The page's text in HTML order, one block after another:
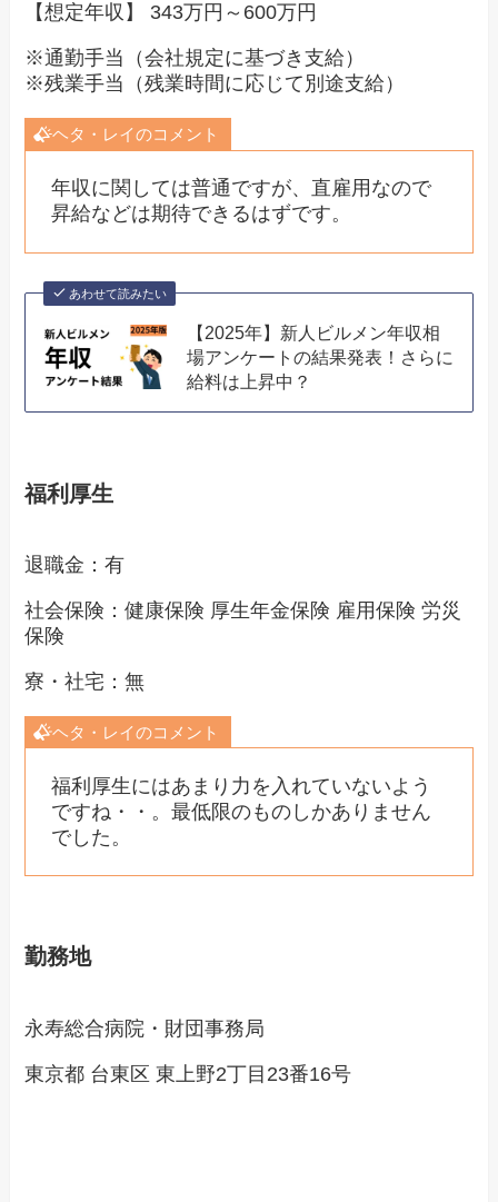
【想定年収】 343万円～600万円
※通勤手当（会社規定に基づき支給）
※残業手当（残業時間に応じて別途支給）
ヘタ・レイのコメント
年収に関しては普通ですが、直雇用なので
昇給などは期待できるはずです。
あわせて読みたい
【2025年】新人ビルメン年収相
場アンケートの結果発表！さらに
給料は上昇中？
福利厚生
退職金：有
社会保険：健康保険 厚生年金保険 雇用保険 労災
保険
寮・社宅：無
ヘタ・レイのコメント
福利厚生にはあまり力を入れていないよう
ですね・・。最低限のものしかありません
でした。
勤務地
永寿総合病院・財団事務局
東京都 台東区 東上野2丁目23番16号